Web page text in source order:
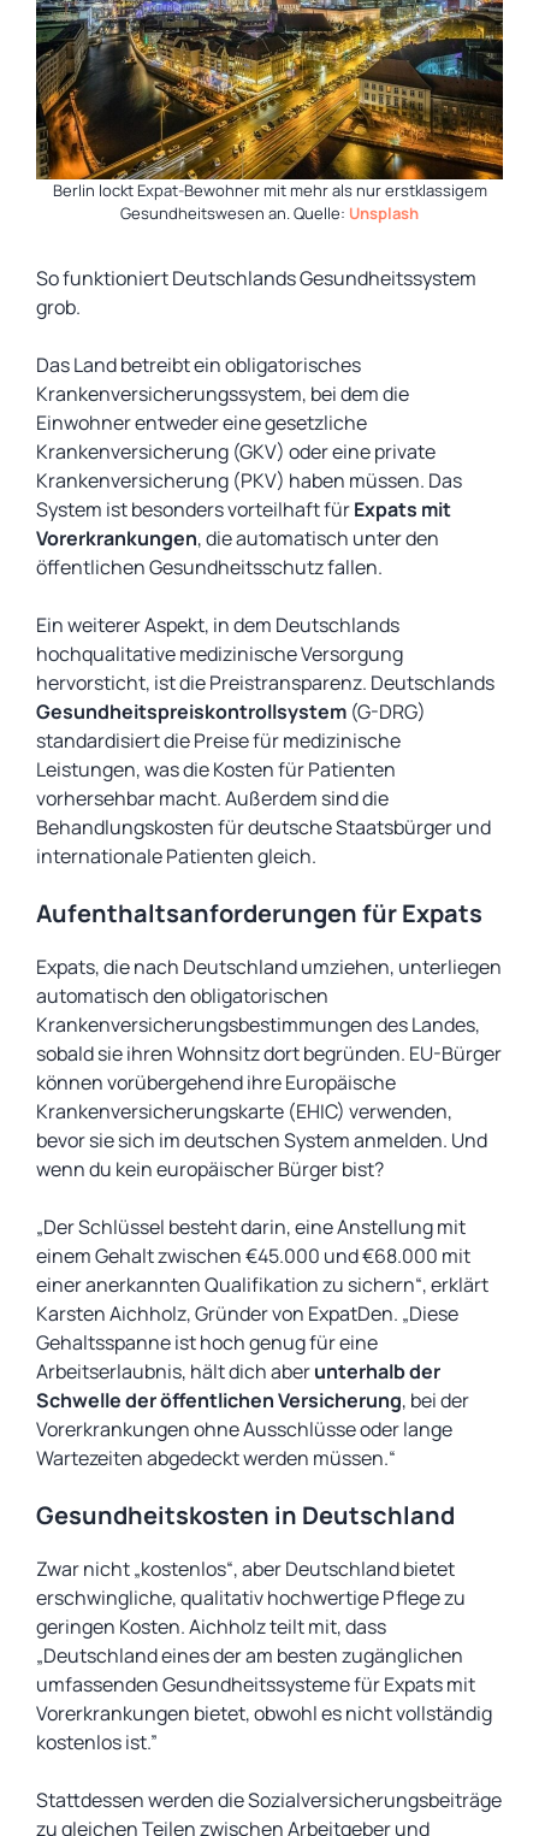
Berlin lockt Expat-Bewohner mit mehr als nur erstklassigem
Gesundheitswesen an. Quelle: Unsplash
So funktioniert Deutschlands Gesundheitssystem
grob.
Das Land betreibt ein obligatorisches
Krankenversicherungssystem, bei dem die
Einwohner entweder eine gesetzliche
Krankenversicherung (GKV) oder eine private
Krankenversicherung (PKV) haben müssen. Das
System ist besonders vorteilhaft fürExpats mit
Vorerkrankungen, die automatisch unter den
öffentlichen Gesundheitsschutz fallen.
Ein weiterer Aspekt, in dem Deutschlands
hochqualitative medizinische Versorgung
hervorsticht, ist die Preistransparenz. Deutschlands
Gesundheitspreiskontrollsystem (G-DRG)
standardisiert die Preise für medizinische
Leistungen, was die Kosten für Patienten
vorhersehbar macht. Außerdem sind die
Behandlungskosten für deutsche Staatsbürger und
internationale Patienten gleich.
Aufenthaltsanforderungen für Expats
Expats, die nach Deutschland umziehen, unterliegen
automatisch den obligatorischen
Krankenversicherungsbestimmungen des Landes,
sobald sie ihren Wohnsitz dort begründen. EU-Bürger
können vorübergehend ihre Europäische
Krankenversicherungskarte (EHIC) verwenden,
bevor sie sich im deutschen System anmelden. Und
wenn du kein europäischer Bürger bist?
„Der Schlüssel besteht darin, eine Anstellung mit
einem Gehalt zwischen €45.000 und €68.000 mit
einer anerkannten Qualifikation zu sichern“, erklärt
Karsten Aichholz, Gründer von ExpatDen. „Diese
Gehaltsspanne ist hoch genug für eine
Arbeitserlaubnis, hält dich aberunterhalb der
Schwelle der öffentlichen Versicherung, bei der
Vorerkrankungen ohne Ausschlüsse oder lange
Wartezeiten abgedeckt werden müssen.“
Gesundheitskosten in Deutschland
Zwar nicht „kostenlos“, aber Deutschland bietet
erschwingliche, qualitativ hochwertige Pflege zu
geringen Kosten. Aichholz teilt mit, dass
„Deutschland eines der am besten zugänglichen
umfassenden Gesundheitssysteme für Expats mit
Vorerkrankungen bietet, obwohl es nicht vollständig
kostenlos ist.”
Stattdessen werden die Sozialversicherungsbeiträge
zu gleichen Teilen zwischen Arbeitgeber und